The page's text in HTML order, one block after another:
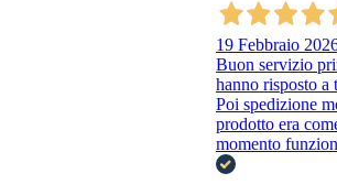
19 Febbraio
Buon servizio
hanno risposto a
Poi spedizione
prodotto era
momento